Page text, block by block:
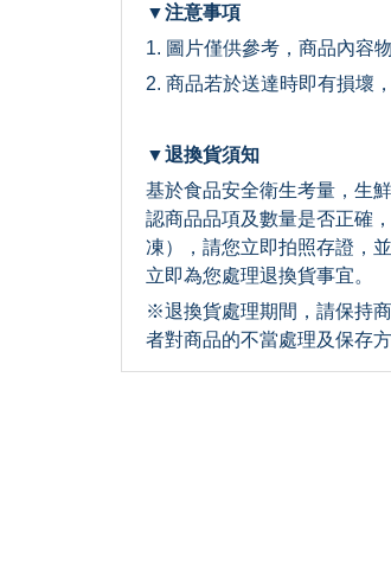
▼注意事項
1. 圖片僅供參考，商品內容
2. 商品若於送達時即有損壞
▼退換貨須知
基於食品安全衛生考量，生
認商品品項及數量是否正確
凍），請您立即拍照存證，
立即為您處理退換貨事宜。
※退換貨處理期間，請保持
者對商品的不當處理及保存